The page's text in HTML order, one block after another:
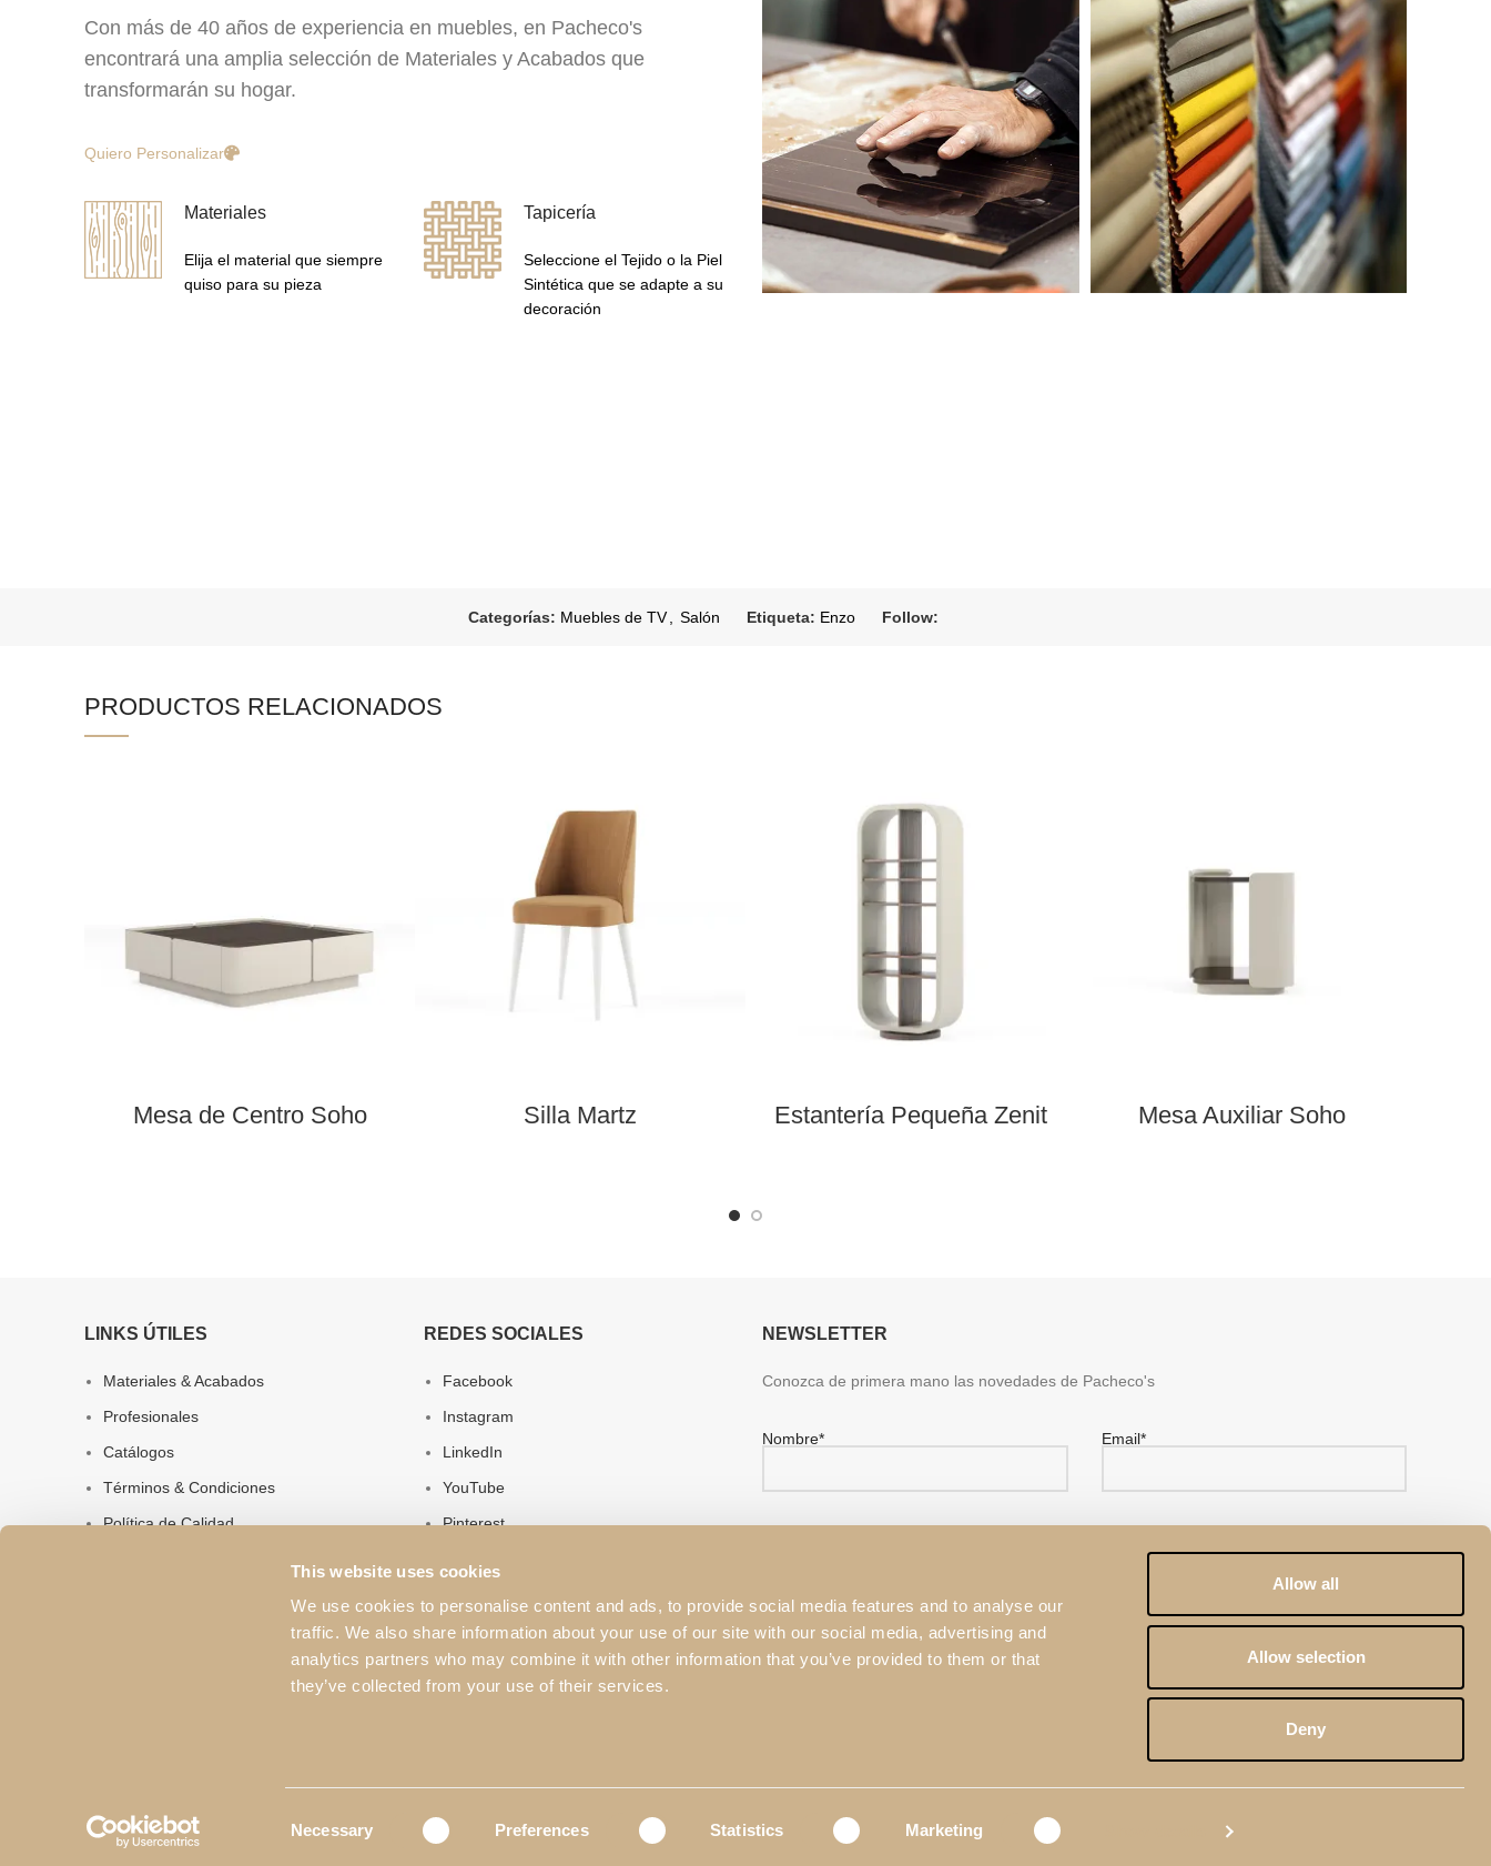
This website uses cookies
We use cookies to personalise content and ads, to provide social media features and to analyse our
traffic. We also share information about your use of our site with our social media, advertising and
analytics partners who may combine it with other information that you’ve provided to them or that
they’ve collected from your use of their services.
Necessary Preferences Statistics Marketing
Allow all
Allow selection
Deny
Con más de 40 años de experiencia en muebles, en Pacheco's
encontrará una amplia selección de Materiales y Acabados que
transformarán su hogar.
Quiero Personalizar
Materiales
Elija el material que siempre
quiso para su pieza
Tapicería
Seleccione el Tejido o la Piel
Sintética que se adapte a su
decoración
Categorías: Muebles de TV Salón Etiqueta: Enzo Follow:
PRODUCTOS RELACIONADOS
Mesa de Centro Soho Silla Martz Estantería Pequeña Zenit Mesa Auxiliar Soho
LINKS ÚTILES
Materiales & Acabados
Profesionales
Catálogos
Términos & Condiciones
Política de Calidad
REDES SOCIALES
Facebook
Instagram
LinkedIn
YouTube
Pinterest
NEWSLETTER
Conozca de primera mano las novedades de Pacheco's
Nombre* Email*
He leído y aceptado la Política de Privacidad
Política de Privacidad